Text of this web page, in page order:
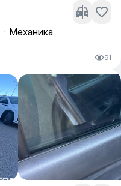
· Механика
91